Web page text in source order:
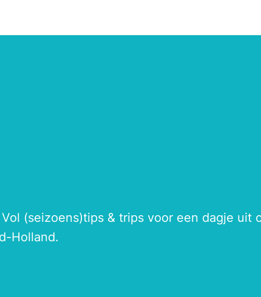
Vol (seizoens)tips & trips voor een dagje uit
Holland.